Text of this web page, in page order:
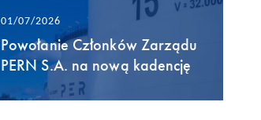
01/07/2026
Powołanie Członków Zarządu
PERN S.A. na nową kadencję